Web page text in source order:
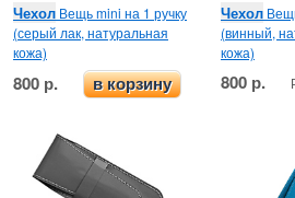
Чехол Вещь mini на 1 ручку
(серый лак, натуральная
кожа)
800 р. в корзину
Чехол
(винный,
кожа)
800 р.